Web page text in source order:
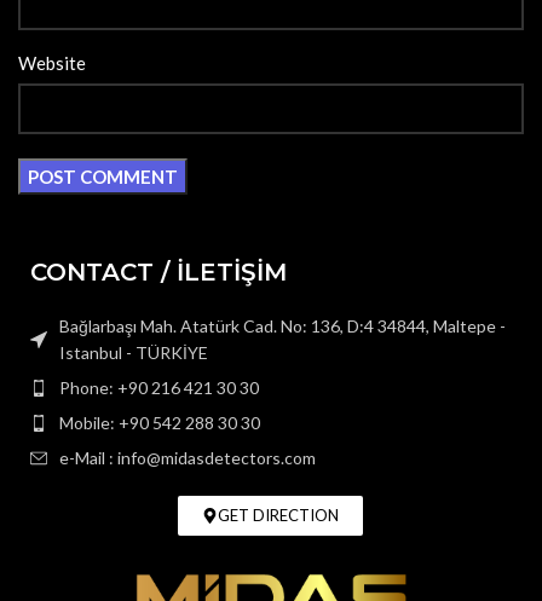
Website
CONTACT / İLETİŞİM
Bağlarbaşı Mah. Atatürk Cad. No: 136, D:4 34844, Maltepe -
Istanbul - TÜRKİYE
Phone: +90 216 421 30 30
Mobile: +90 542 288 30 30
e-Mail : info@midasdetectors.com
GET DIRECTION